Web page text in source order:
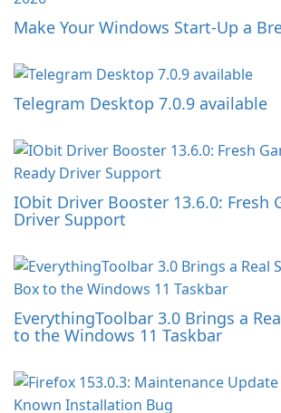
Make Your Windows Start-Up a
Telegram Desktop 7.0.9 available
IObit Driver Booster 13.6.0: Fresh
Driver Support
EverythingToolbar 3.0 Brings a
to the Windows 11 Taskbar